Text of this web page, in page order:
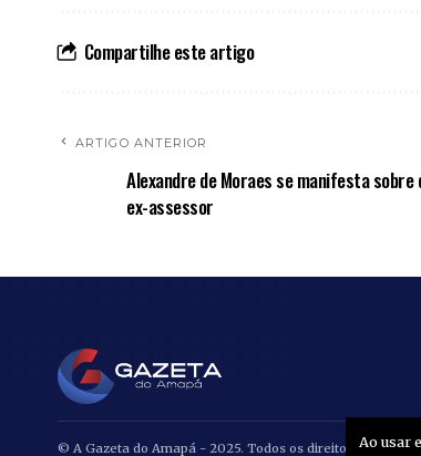
Ao usar
Compartilhe este artigo
ARTIGO ANTERIOR
Alexandre de Moraes se manifesta sobre
ex-assessor
© A Gazeta do Amapá - 2025. Todos os direitos